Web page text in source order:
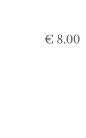
€ 8.00